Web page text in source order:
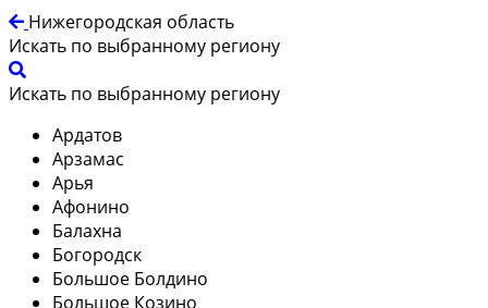
Нижегородская область
Искать по выбранному региону
Искать по выбранному региону
Ардатов
Арзамас
Арья
Афонино
Балахна
Богородск
Большое Болдино
Большое Козино